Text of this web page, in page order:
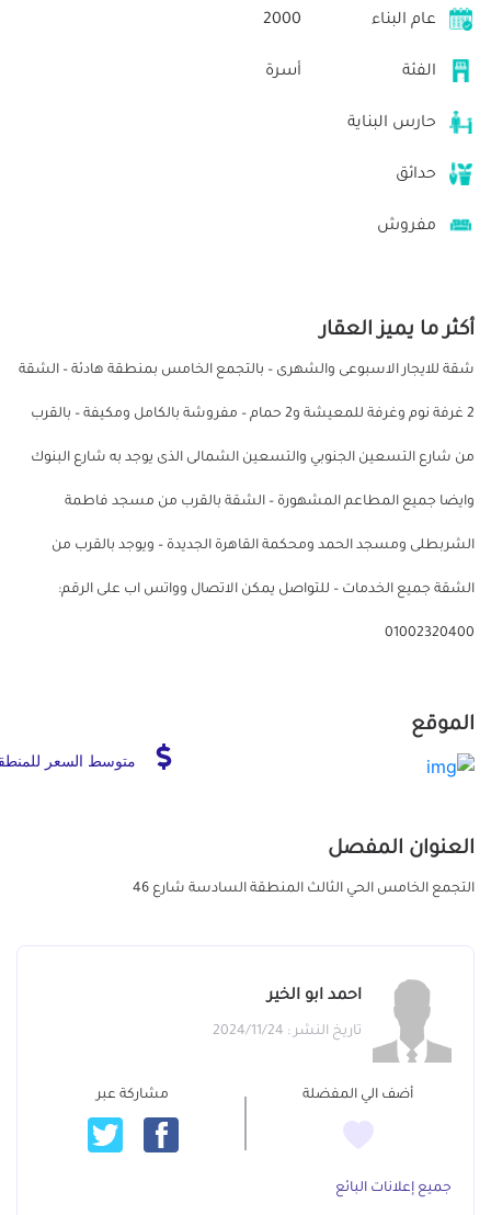
عام البناء 2000
الفئة أسرة
حارس البناية
حدائق
مفروش
أكثر ما يميز العقار
شقة للايجار الاسبوعى والشهرى – بالتجمع الخامس بمنطقة هادئة – الشقة
2 غرفة نوم وغرفة للمعيشة و2 حمام – مفروشة بالكامل ومكيفة – بالقرب
من شارع التسعين الجنوبي والتسعين الشمالى الذى يوجد به شارع البنوك
وايضا جميع المطاعم المشهورة – الشقة بالقرب من مسجد فاطمة
الشربطلى ومسجد الحمد ومحكمة القاهرة الجديدة – ويوجد بالقرب من
الشقة جميع الخدمات – للتواصل يمكن الاتصال وواتس اب على الرقم:
01002320400
الموقع
متوسط السعر
العنوان المفصل
التجمع الخامس الحي الثالث المنطقة السادسة شارع 46
احمد ابو الخير
تاريخ النشر : 2024/11/24
أضف الي المفضلة مشاركة عبر
جميع إعلانات البائع